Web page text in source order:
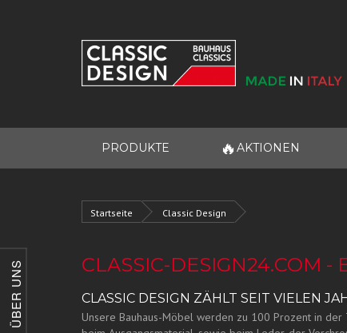
ÜBER UNS
PRODUKTE 🔥 AKTIONEN
Startseite Classic Design
CLASSIC-DESIGN24.COM -
CLASSIC DESIGN ZÄHLT SEIT VIELEN
Unsere Bauhaus-Möbel werden zu 100 Prozent in